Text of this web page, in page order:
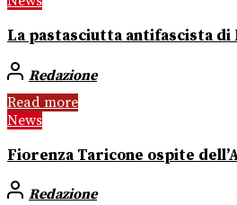
La pastasciutta antifascista di
Redazione
Read more
News
Fiorenza Taricone ospite
Redazione